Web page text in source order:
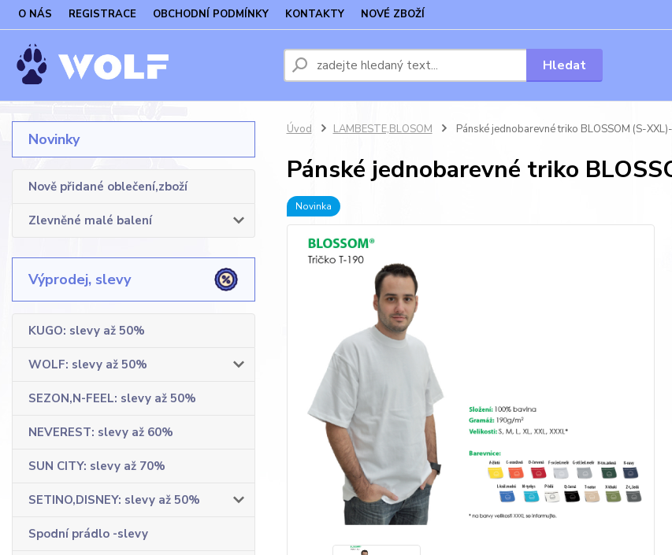
O NÁS REGISTRACE OBCHODNÍ PODMÍNKY KONTAKTY NOVÉ ZBOŽÍ
Hledat
Novinky
Nově přidané oblečení,zboží
Zlevněné malé balení
Výprodej, slevy
KUGO: slevy až 50%
WOLF: slevy až 50%
SEZON,N-FEEL: slevy až 50%
NEVEREST: slevy až 60%
SUN CITY: slevy až 70%
SETINO,DISNEY: slevy až 50%
Spodní prádlo -slevy
Úvod LAMBESTE,BLOSOM Pánské jednobarevné triko BLOSSOM (S-
Pánské jednobarevné triko
Novinka